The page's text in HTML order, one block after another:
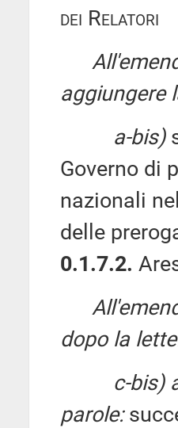
dei Relatori
aggiungere
a-bis)
Governo di
nazionali
delle
0.1.7.2.
dopo la
c-bis)
parole: